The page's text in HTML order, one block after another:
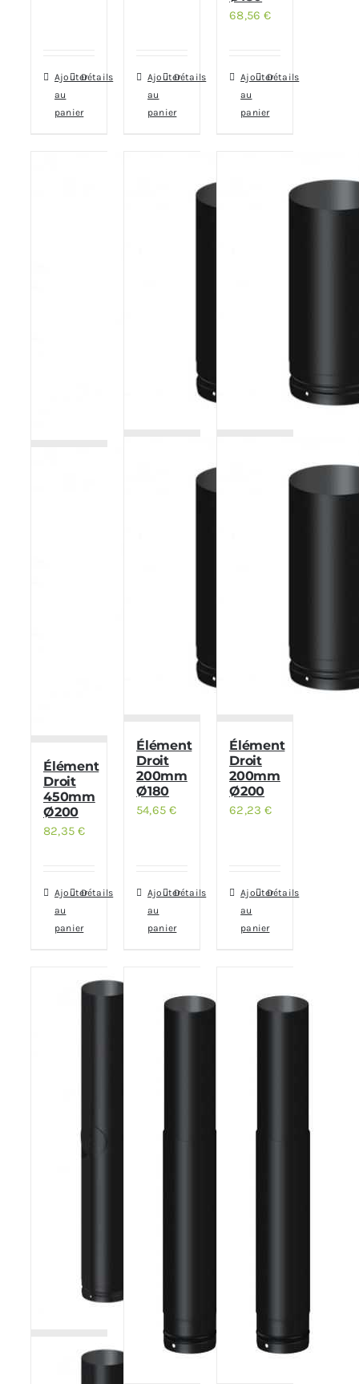
Ajouter
au
panier
Détails
Ajouter
au
panier
Détails
68,56€
Ajouter
au
panier
Détails
Élément
Droit
450mm
Ø200
82,35€
Ajouter
au
panier
Détails
Élément
Droit
200mm
Ø180
54,65€
Ajouter
au
panier
Détails
Élément
Droit
200mm
Ø200
62,23€
Ajouter
au
panier
Détails